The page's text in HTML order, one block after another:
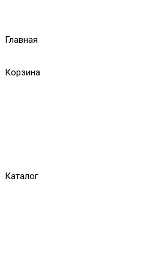
Главная
Корзина
Каталог